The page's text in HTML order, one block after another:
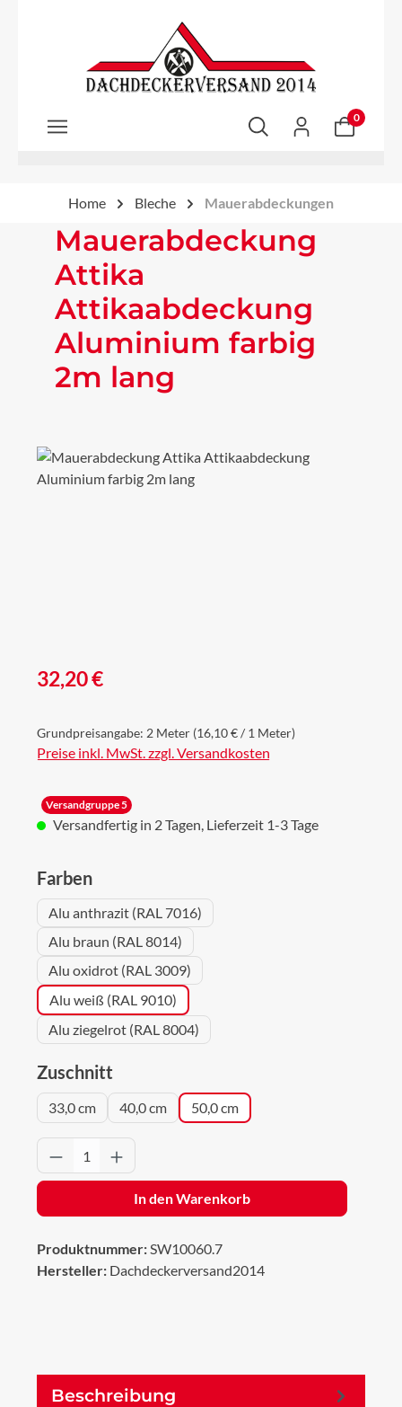
Zum Hauptinhalt springen
0
Home Bleche Mauerabdeckungen
Mauerabdeckung
Attika
Attikaabdeckung
Aluminium farbig
2m lang
Bildergalerie überspringen
Regulärer Preis:
32,20 €
Grundpreisangabe: 2 Meter (16,10 € / 1 Meter)
Preise inkl. MwSt. zzgl. Versandkosten
Versandgruppe 5
Versandfertig in 2 Tagen, Lieferzeit 1-3 Tage
Farbenauswählen
Alu anthrazit (RAL 7016)
Alu braun (RAL 8014)
Alu oxidrot (RAL 3009)
Alu weiß (RAL 9010)
Alu ziegelrot (RAL 8004)
Zuschnitt
33,0 cm 40,0 cm 50,0 cm
Produkt Anzahl: Gib den gewünschten
In den Warenkorb
Produktnummer:SW10060.7
Hersteller: Dachdeckerversand2014
Beschreibung